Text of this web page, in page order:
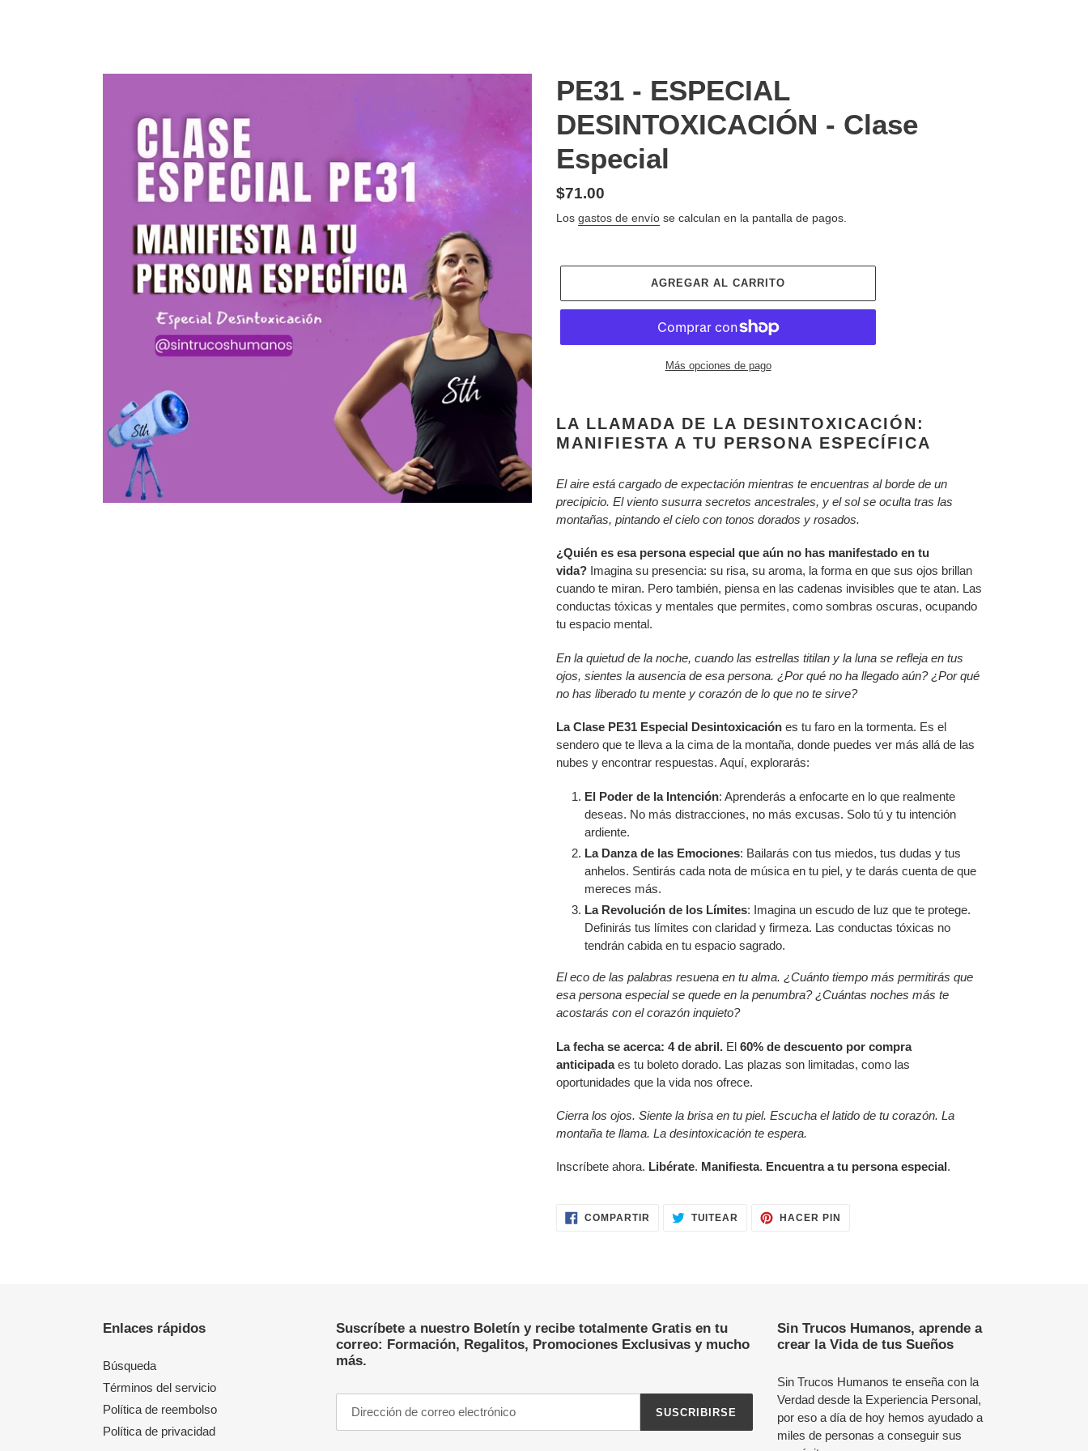
PE31 - ESPECIAL
DESINTOXICACIÓN - Clase
Especial
Precio
habitual
$71.00
Los gastos de envío se calculan en la pantalla de pagos.
AGREGAR AL CARRITO
Más opciones de pago
el
producto
a
carrito
LA LLAMADA DE LA DESINTOXICACIÓN:
MANIFIESTA A TU PERSONA ESPECÍFICA
El aire está cargado de expectación mientras te encuentras al borde de un
precipicio. El viento susurra secretos ancestrales, y el sol se oculta tras las
montañas, pintando el cielo con tonos dorados y rosados.
¿Quién es esa persona especial que aún no has manifestado en tu
vida? Imagina su presencia: su risa, su aroma, la forma en que sus ojos brillan
cuando te miran. Pero también, piensa en las cadenas invisibles que te atan. Las
conductas tóxicas y mentales que permites, como sombras oscuras, ocupando
tu espacio mental.
En la quietud de la noche, cuando las estrellas titilan y la luna se refleja en tus
ojos, sientes la ausencia de esa persona. ¿Por qué no ha llegado aún? ¿Por qué
no has liberado tu mente y corazón de lo que no te sirve?
La Clase PE31 Especial Desintoxicación es tu faro en la tormenta. Es el
sendero que te lleva a la cima de la montaña, donde puedes ver más allá de las
nubes y encontrar respuestas. Aquí, explorarás:
El Poder de la Intención: Aprenderás a enfocarte en lo que realmente
deseas. No más distracciones, no más excusas. Solo tú y tu intención
ardiente.
La Danza de las Emociones: Bailarás con tus miedos, tus dudas y tus
anhelos. Sentirás cada nota de música en tu piel, y te darás cuenta de que
mereces más.
La Revolución de los Límites: Imagina un escudo de luz que te protege.
Definirás tus límites con claridad y firmeza. Las conductas tóxicas no
tendrán cabida en tu espacio sagrado.
El eco de las palabras resuena en tu alma. ¿Cuánto tiempo más permitirás que
esa persona especial se quede en la penumbra? ¿Cuántas noches más te
acostarás con el corazón inquieto?
La fecha se acerca: 4 de abril. El 60% de descuento por compra
anticipada es tu boleto dorado. Las plazas son limitadas, como las
oportunidades que la vida nos ofrece.
Cierra los ojos. Siente la brisa en tu piel. Escucha el latido de tu corazón. La
montaña te llama. La desintoxicación te espera.
Inscríbete ahora. Libérate. Manifiesta. Encuentra a tu persona especial .
COMPARTIR COMPARTIRTUITEAR TUITEARHACER PIN
Enlaces rápidos
Búsqueda
Términos del servicio
Política de reembolso
Política de privacidad
Suscríbete a nuestro Boletín y recibe totalmente Gratis en tu
correo: Formación, Regalitos, Promociones Exclusivas y mucho
más.
SUSCRIBIRSE
Sin Trucos Humanos, aprende a
crear la Vida de tus Sueños
Sin Trucos Humanos te enseña con la
Verdad desde la Experiencia Personal,
por eso a día de hoy hemos ayudado a
miles de personas a conseguir sus